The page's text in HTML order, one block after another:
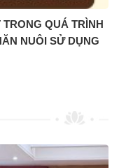
QUÁ TRÌNH
NUÔI SỬ DỤNG